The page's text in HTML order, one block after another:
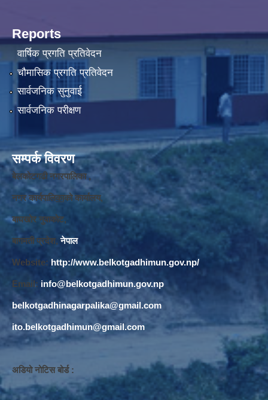
Reports
वार्षिक प्रगति प्रतिवेदन
चौमासिक प्रगति प्रतिवेदन
सार्वजनिक सुनुवाई
सार्वजनिक परीक्षण
सम्पर्क विवरण
बेलकोटगढी नगरपालिका ,
नगर कार्यपालिकाको कार्यालय,
बाघखोर नुवाकोट,
बागमती प्रदेश, नेपाल
Website: http://www.belkotgadhimun.gov.np/
Email: info@belkotgadhimun.gov.np
belkotgadhinagarpalika@gmail.com
ito.belkotgadhimun@gmail.com
अडियो नोटिस बोर्ड :